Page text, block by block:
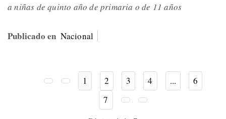
a niñas de quinto año de primaria o de 11 años
Publicado en Nacional
1 2 3 4 ...
6
7